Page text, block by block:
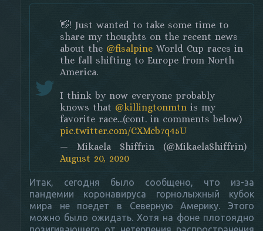
👋! Just wanted to take some time to
share my thoughts on the recent news
about the @fisalpine World Cup races in
the fall shifting to Europe from North
America.
I think by now everyone probably
knows that @killingtonmtn is my
favorite race...(cont. in comments below)
pic.twitter.com/CXMcb7q45U
— Mikaela Shiffrin (@MikaelaShiffrin)
August 20, 2020
Итак, сегодня было сообщено, что из-за
пандемии коронавируса горнолыжный кубок
мира не поедет в Северную Америку. Этого
можно было ожидать. Хотя на фоне плотоядно